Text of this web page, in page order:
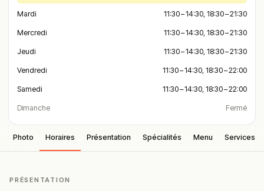
Mardi 11:30 – 14:30, 18:30 – 21:30
Mercredi 11:30 – 14:30, 18:30 – 21:30
Jeudi 11:30 – 14:30, 18:30 – 21:30
Vendredi 11:30 – 14:30, 18:30 – 22:00
Samedi 11:30 – 14:30, 18:30 – 22:00
Dimanche Fermé
Photo Horaires Présentation Spécialités Menu Services
PRÉSENTATION